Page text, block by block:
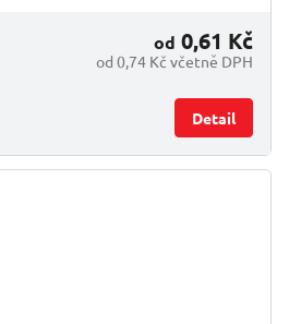
od 0,74 Kč včetně DPH
od 0,61 Kč
Detail